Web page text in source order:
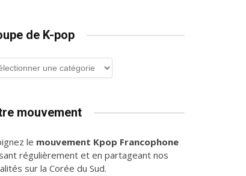
de K-pop
mouvement
le mouvement Kpop Francophone
régulièrement et en partageant nos
sur la Corée du Sud.